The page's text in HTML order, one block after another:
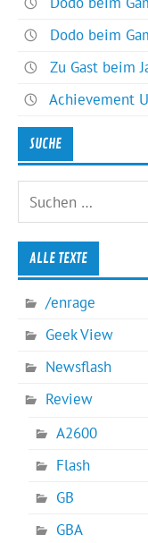
Dodo beim
Zu Gast beim
Achievement
SUCHE
ALLE TEXTE
/enrage
Geek View
Newsflash
Review
A2600
Flash
GB
GBA